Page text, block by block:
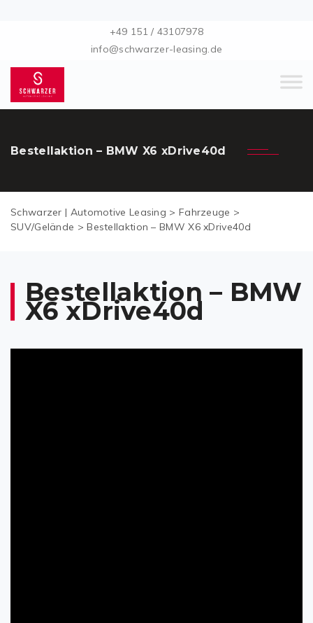
+49 151 / 43107978
info@schwarzer-leasing.de
Bestellaktion – BMW X6 xDrive40d
Schwarzer | Automotive Leasing > Fahrzeuge >
SUV/Gelände >Bestellaktion – BMW X6 xDrive40d
Bestellaktion – BMW
X6 xDrive40d